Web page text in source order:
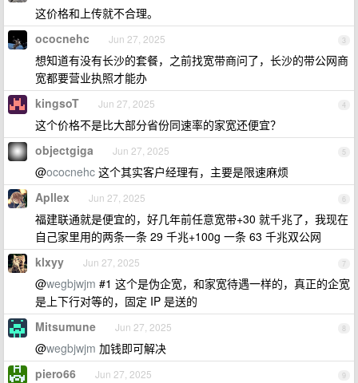
这价格和上传就不合理。
3
ococnehc Jun 27, 2025
想知道有没有长沙的套餐，之前找宽带商问了，长沙的带公网商
宽都要营业执照才能办
4
kingsoT Jun 27, 2025
这个价格不是比大部分省份同速率的家宽还便宜？
5
objectgiga Jun 27, 2025
@ococnehc 这个其实客户经理有，主要是限速麻烦
6
Apllex Jun 27, 2025
福建联通就是便宜的，好几年前任意宽带+30 就千兆了，我现在
自己家里用的两条一条 29 千兆+100g 一条 63 千兆双公网
7
klxyy Jun 27, 2025
@wegbjwjm #1 这个是伪企宽，和家宽待遇一样的，真正的企宽
是上下行对等的，固定 IP 是送的
8
Mitsumune Jun 27, 2025
@wegbjwjm 加钱即可解决
9
piero66 Jun 27, 2025